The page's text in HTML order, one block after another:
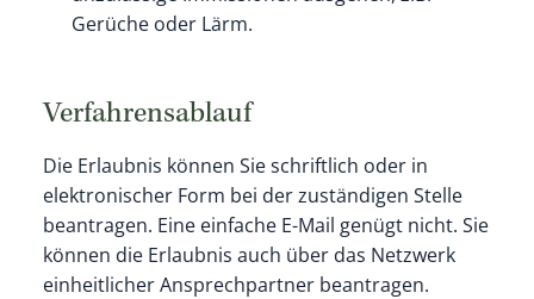
Gerüche oder Lärm.
Verfahrensablauf
Die Erlaubnis können Sie schriftlich oder in
elektronischer Form bei der zuständigen Stelle
beantragen. Eine einfache E-Mail genügt nicht. Sie
können die Erlaubnis auch über das Netzwerk
einheitlicher Ansprechpartner beantragen.